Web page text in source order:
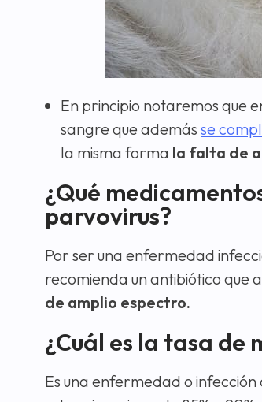
En principio notaremos que
sangre que además se
la misma forma la falta de
¿Qué
parvovirus?
Por ser una enfermedad
recomienda un antibiótico que
de amplio espectro.
¿Cuál es la tasa
Es una enfermedad o